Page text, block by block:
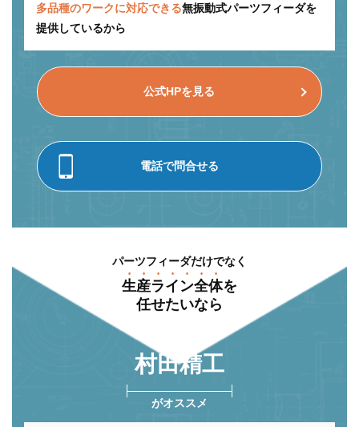
多品種のワークに対応できる無振動式パーツフィーダを
提供しているから
公式HPを見る
電話で問合せる
パーツフィーダだけでなく
⽣産ライン全体を
任せたいなら
村⽥精⼯
がオススメ